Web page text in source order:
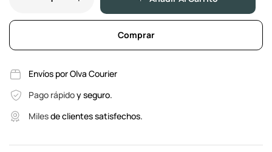
Comprar
Envíos por Olva Courier
Pago rápidoy seguro.
Milesde clientes satisfechos.